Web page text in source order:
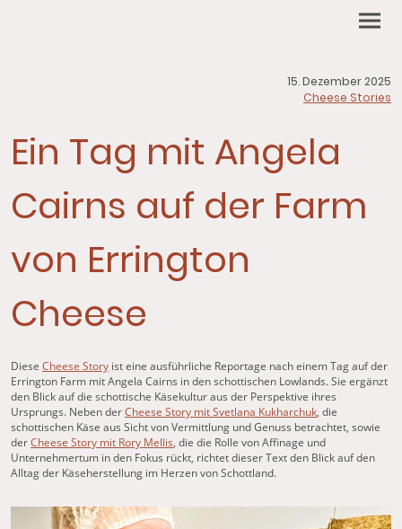
15. Dezember 2025
Cheese Stories
Ein Tag mit Angela
Cairns auf der Farm
von Errington
Cheese
Diese Cheese Story ist eine ausführliche Reportage nach einem Tag auf der
Errington Farm mitAngela Cairns in den schottischen Lowlands. Sie ergänzt
den Blick auf die schottische Käsekultur aus der Perspektive ihres
Ursprungs. Neben derCheese Story mitSvetlana Kukharchuk, die
schottischen Käse aus Sicht von Vermittlung und Genuss betrachtet, sowie
derCheese Story mit Rory Mellis, die die Rolle von Affinage und
Unternehmertum in den Fokus rückt, richtet dieser Text den Blick auf den
Alltag der Käseherstellung im Herzen von Schottland.